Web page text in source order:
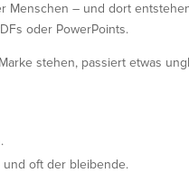
Menschen – und dort
oder PowerPoints.
stehen, passiert etwas
oft der bleibende.